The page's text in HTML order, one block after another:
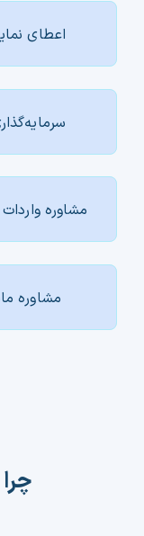
اعطای
مشاوره
مشاوره